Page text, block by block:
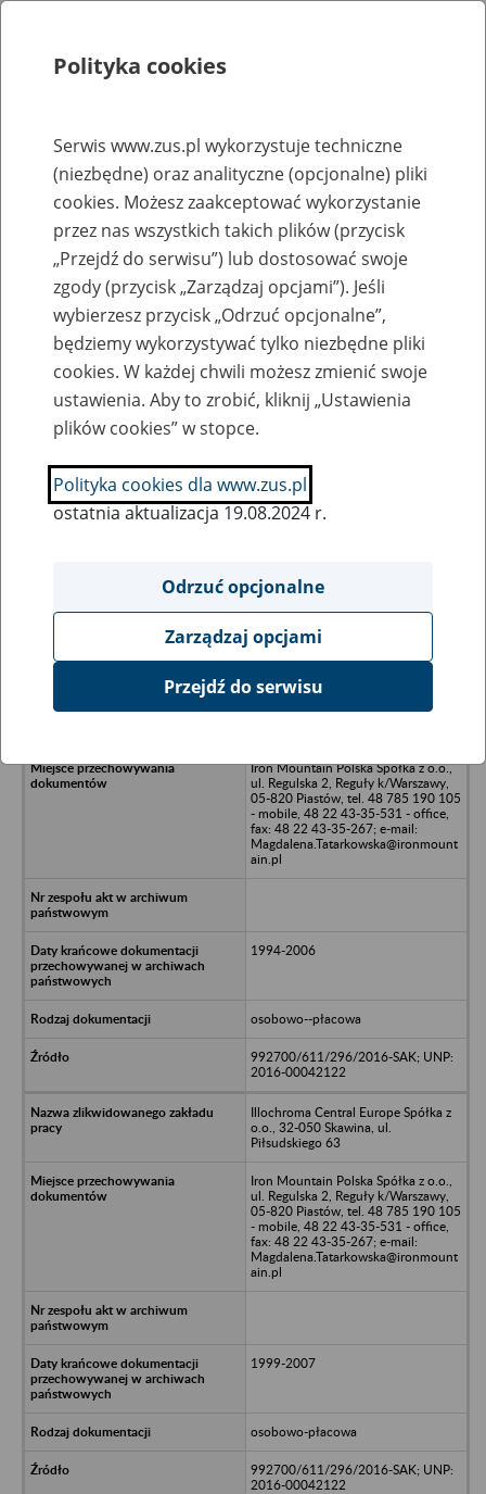
Rejestry, ewidencje i archiwa
Baza zlikwidowanych lub
przekształconych zakładów pracy
Nazwa zakładu pracy:
SZUKAJ
Ukryj wszystkie pozycje bazy
DANMAL S.A. w likwidacji, 30-832
Iron Mountain Polska Spółka z o.o.,
ul. Regulska 2, Reguły k/Warszawy,
05-820 Piastów, tel. 48 785 190 105
- mobile, 48 22 43-35-531 - office,
fax: 48 22 43-35-267; e-mail:
Magdalena.Tatarkowska@ironmount
ain.pl
1994-2006
osobowo--płacowa
992700/611/296/2016-SAK; UNP:
2016-00042122
Illochroma Central Europe Spółka z
o.o., 32-050 Skawina, ul.
Piłsudskiego 63
Iron Mountain Polska Spółka z o.o.,
ul. Regulska 2, Reguły k/Warszawy,
05-820 Piastów, tel. 48 785 190 105
- mobile, 48 22 43-35-531 - office,
fax: 48 22 43-35-267; e-mail:
Magdalena.Tatarkowska@ironmount
ain.pl
1999-2007
osobowo-płacowa
992700/611/296/2016-SAK; UNP:
2016-00042122
Polityka cookies
Serwis www.zus.pl wykorzystuje techniczne
(niezbędne) oraz analityczne (opcjonalne) pliki
cookies. Możesz zaakceptować wykorzystanie
przez nas wszystkich takich plików (przycisk
„Przejdź do serwisu”) lub dostosować swoje
zgody (przycisk „Zarządzaj opcjami”). Jeśli
wybierzesz przycisk „Odrzuć opcjonalne”,
będziemy wykorzystywać tylko niezbędne pliki
cookies. W każdej chwili możesz zmienić swoje
ustawienia. Aby to zrobić, kliknij „Ustawienia
plików cookies” w stopce.
Polityka cookies dla www.zus.pl
ostatnia aktualizacja 19.08.2024 r.
Odrzuć opcjonalne
Zarządzaj opcjami
Przejdź do serwisu